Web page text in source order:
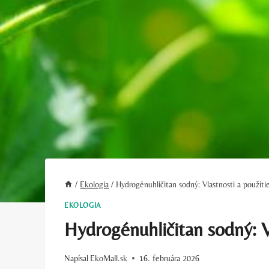
/ Ekologia / Hydrogénuhličitan sodný: Vlastnosti a
EKOLOGIA
Hydrogénuhličitan sodný:
Napísal EkoMall.sk 16. februára 2026